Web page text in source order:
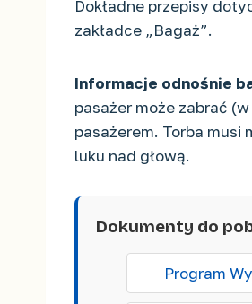
Dokładne przepisy
zakładce „Bagaż”.
Informacje odnośnie
pasażer może zabrać
pasażerem. Torba musi
luku nad głową.
Dokumenty do
Program